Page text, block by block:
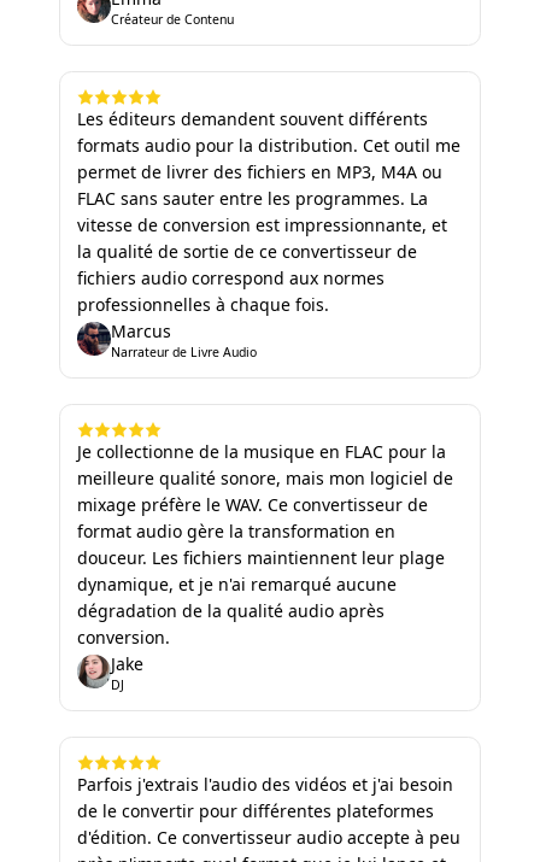
Créateur de Contenu
Les éditeurs demandent souvent différents
formats audio pour la distribution. Cet outil me
permet de livrer des fichiers en MP3, M4A ou
FLAC sans sauter entre les programmes. La
vitesse de conversion est impressionnante, et
la qualité de sortie de ce convertisseur de
fichiers audio correspond aux normes
professionnelles à chaque fois.
Marcus
Narrateur de Livre Audio
Je collectionne de la musique en FLAC pour la
meilleure qualité sonore, mais mon logiciel de
mixage préfère le WAV. Ce convertisseur de
format audio gère la transformation en
douceur. Les fichiers maintiennent leur plage
dynamique, et je n'ai remarqué aucune
dégradation de la qualité audio après
conversion.
Jake
DJ
Parfois j'extrais l'audio des vidéos et j'ai besoin
de le convertir pour différentes plateformes
d'édition. Ce convertisseur audio accepte à peu